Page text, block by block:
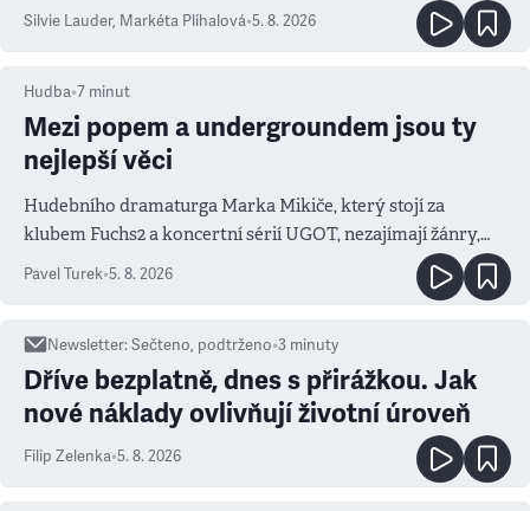
Silvie Lauder, Markéta Plíhalová•5. 8. 2026
Hudba•7 minut
Mezi popem a undergroundem jsou ty
nejlepší věci
Hudebního dramaturga Marka Mikiče, který stojí za
klubem Fuchs2 a koncertní sérií UGOT, nezajímají žánry,
ale atmosféra
Pavel Turek•5. 8. 2026
Newsletter:Sečteno, podtrženo•3 minuty
Dříve bezplatně, dnes s přirážkou. Jak
nové náklady ovlivňují životní úroveň
Filip Zelenka•5. 8. 2026